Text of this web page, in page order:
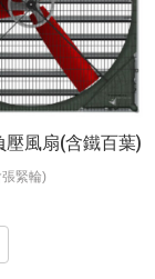
壓風扇(含鐵百葉)
緊輪)